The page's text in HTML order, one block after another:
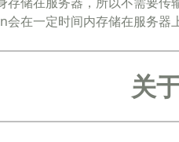
会在一定时间内存储在服务
关